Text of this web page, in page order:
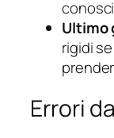
Ultimo
rigidi
Errori